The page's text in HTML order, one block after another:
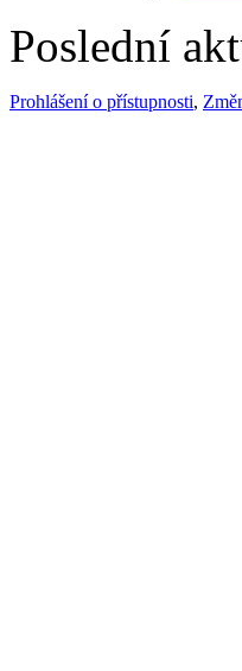
Poslední
Prohlášení o přístupnosti,